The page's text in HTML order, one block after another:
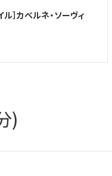
ル］カベルネ・ソーヴィ
)